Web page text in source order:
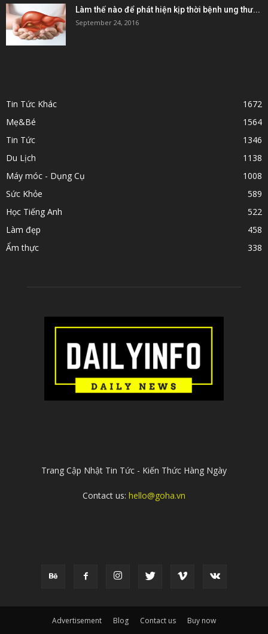
Làm thế nào để phát hiện kịp thời bệnh ung thư...
September 24, 2016
Tin Tức Khác
1672
Mẹ&Bé
1564
Tin Tức
1346
Du Lịch
1138
Máy móc - Dụng Cụ
1008
Sức Khỏe
589
Học Tiếng Anh
522
Làm đẹp
458
Ẩm thực
338
Trang Cập Nhật Tin Tức - Kiến Thức Hàng Ngày
Contact us: hello@goha.vn
Advertisement Blog Contact us Buy now